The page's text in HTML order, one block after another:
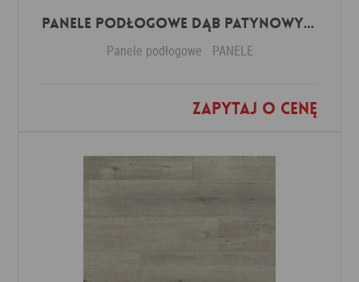
Panele Podłogowe Dąb Patynowy Klasyczny Jasny IMU3559 AC5 12 mm
Panele podłogowe PANELE
Zapytaj o cenę
Dodaj do ulubionych